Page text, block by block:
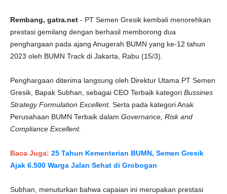
Rembang, gatra.net - PT Semen Gresik kembali menorehkan
prestasi gemilang dengan berhasil memborong dua
penghargaan pada ajang Anugerah BUMN yang ke-12 tahun
2023 oleh BUMN Track di Jakarta, Rabu (15/3).
Penghargaan diterima langsung oleh Direktur Utama PT Semen
Gresik, Bapak Subhan, sebagai CEO Terbaik kategori Bussines
Strategy Formulation Excellent. Serta pada kategori Anak
Perusahaan BUMN Terbaik dalam Governance, Risk and
Compliance Excellent.
Baca Juga: 25 Tahun Kementerian BUMN, Semen Gresik
Ajak 6.500 Warga Jalan Sehat di Grobogan
Subhan, menuturkan bahwa capaian ini merupakan prestasi